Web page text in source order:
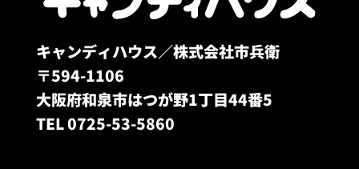
キャンディハウス／株式会社市兵衛
〒594-1106
大阪府和泉市はつが野1丁目44番5
TEL 0725-53-5860